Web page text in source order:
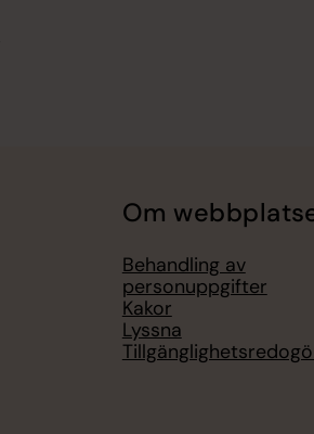
Om
Behandling av
personuppgifter
Kakor
Lyssna